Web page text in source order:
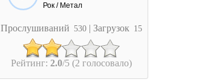
Рок / Метал
Прослушиваний 530 | Загрузок 15
Рейтинг: 2.0/5 (2 голосовало)